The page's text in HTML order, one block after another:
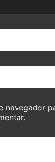
navegador